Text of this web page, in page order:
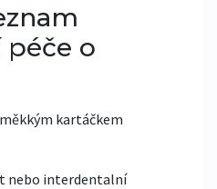
péče o
kartáčkem
nebo interdentalní